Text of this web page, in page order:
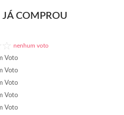
COMPROU
nenhum voto
Voto
Voto
Voto
Voto
Voto